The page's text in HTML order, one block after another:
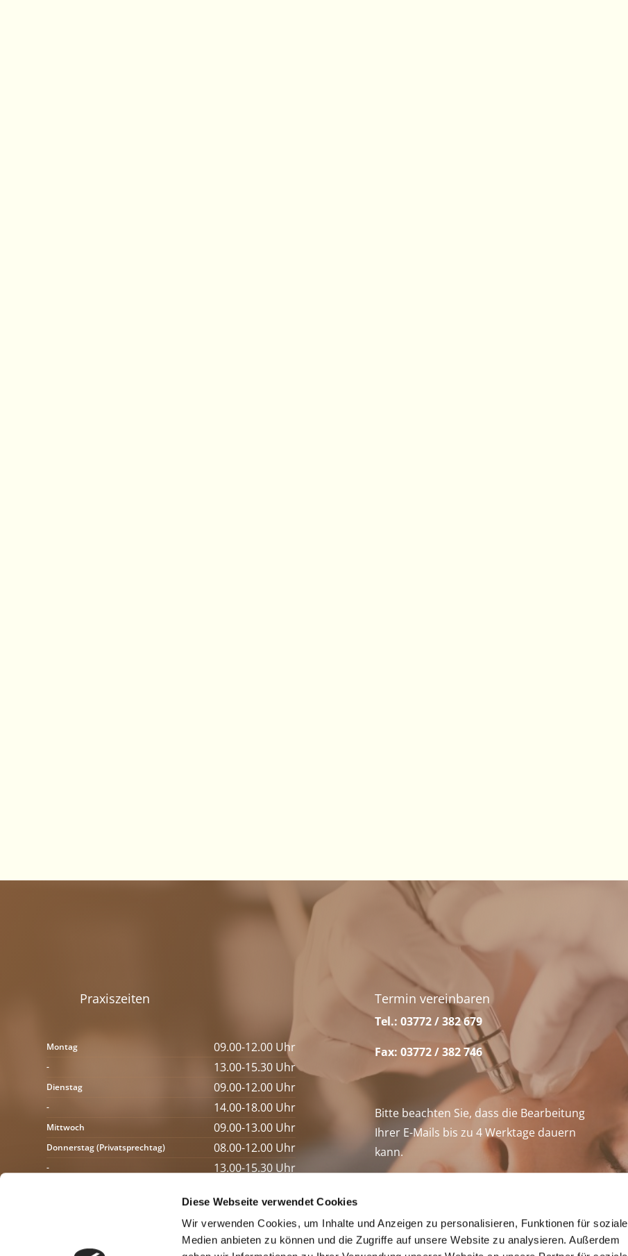
Diese Webseite verwendet Cookies
Wir verwenden Cookies, um Inhalte und Anzeigen zu personalisieren, Funktionen für soziale
Medien anbieten zu können und die Zugriffe auf unsere Website zu analysieren. Außerdem
Praxiszeiten
Montag 09.00-12.00 Uhr
- 13.00-15.30 Uhr
Dienstag 09.00-12.00 Uhr
- 14.00-18.00 Uhr
Mittwoch 09.00-13.00 Uhr
Donnerstag (Privatsprechtag) 08.00-12.00 Uhr
- 13.00-15.30 Uhr
08.00-09.00 Uhr
Mo, Di, Mi, Fr (offene Sprechstunde) 09.00-10.15 Uhr
Termin vereinbaren
Tel.: 03772 / 382 679
Fax: 03772 / 382 746
Bitte beachten Sie, dass die Bearbeitung
Ihrer E-Mails bis zu 4 Werktage dauern
kann.